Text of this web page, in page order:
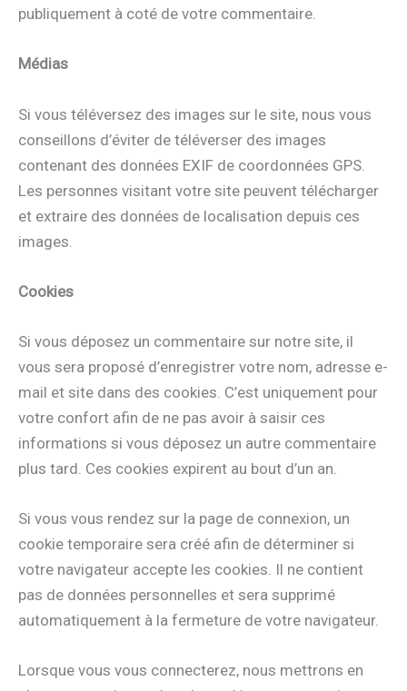
publiquement à coté de votre commentaire.
Médias
Si vous téléversez des images sur le site, nous vous
conseillons d’éviter de téléverser des images
contenant des données EXIF de coordonnées GPS.
Les personnes visitant votre site peuvent télécharger
et extraire des données de localisation depuis ces
images.
Cookies
Si vous déposez un commentaire sur notre site, il
vous sera proposé d’enregistrer votre nom, adresse e-
mail et site dans des cookies. C’est uniquement pour
votre confort afin de ne pas avoir à saisir ces
informations si vous déposez un autre commentaire
plus tard. Ces cookies expirent au bout d’un an.
Si vous vous rendez sur la page de connexion, un
cookie temporaire sera créé afin de déterminer si
votre navigateur accepte les cookies. Il ne contient
pas de données personnelles et sera supprimé
automatiquement à la fermeture de votre navigateur.
Lorsque vous vous connecterez, nous mettrons en